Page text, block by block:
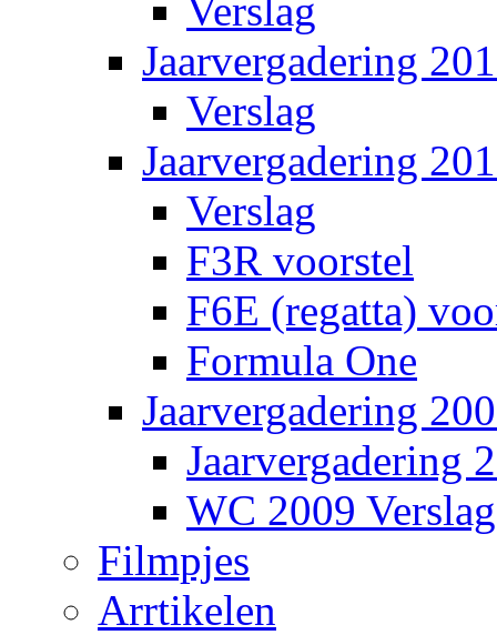
Verslag
Jaarvergadering
Verslag
Jaarvergadering
Verslag
F3R voorstel
F6E (regatta)
Formula One
Jaarvergadering
Jaarvergadering
WC 2009 Verslag
Filmpjes
Arrtikelen